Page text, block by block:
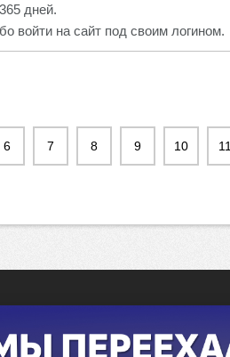
дней.
войти на сайт под своим логином.
6 7 8 9 10 11